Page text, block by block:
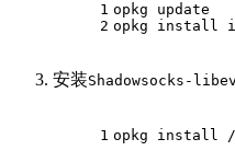
1
2
opkg update
opkg install
安装Shadowsocks-libev
1 opkg install /